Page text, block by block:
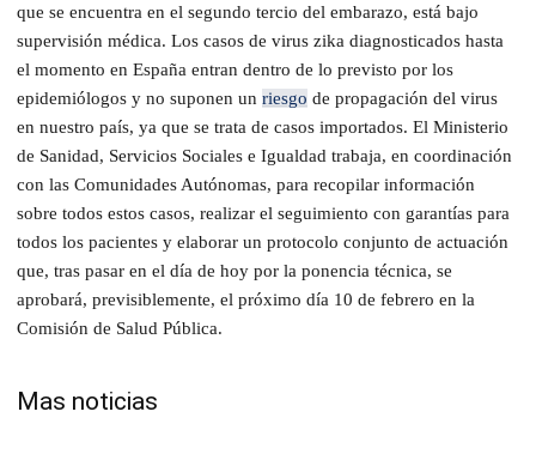
que se encuentra en el segundo tercio del embarazo, está bajo
supervisión médica. Los casos de virus zika diagnosticados hasta
el momento en España entran dentro de lo previsto por los
epidemiólogos y no suponen un riesgo de propagación del virus
en nuestro país, ya que se trata de casos importados. El Ministerio
de Sanidad, Servicios Sociales e Igualdad trabaja, en coordinación
con las Comunidades Autónomas, para recopilar información
sobre todos estos casos, realizar el seguimiento con garantías para
todos los pacientes y elaborar un protocolo conjunto de actuación
que, tras pasar en el día de hoy por la ponencia técnica, se
aprobará, previsiblemente, el próximo día 10 de febrero en la
Comisión de Salud Pública.
Mas noticias